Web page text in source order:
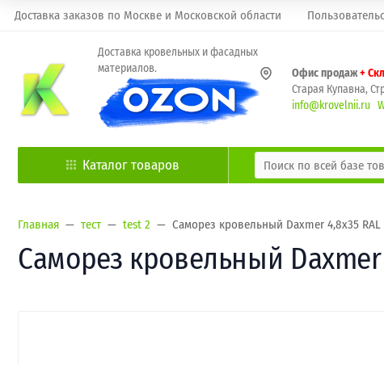
Доставка заказов по Москве и Московской области
Доставка кровельных и фасадных
материалов.
Офис продаж+
Старая Купавна,
info@krovelnii.ru
Каталог товаров
Главная тест test 2 Саморез кровельный Daxmer 4,8х35
Саморез кровельный